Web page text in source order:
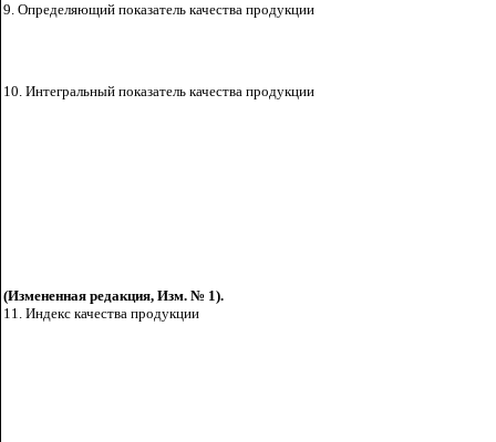
9. Определяющий показатель качества продукции
10. Интегральный показатель качества продукции
(Измененная редакция, Изм. № 1).
11. Индекс качества продукции